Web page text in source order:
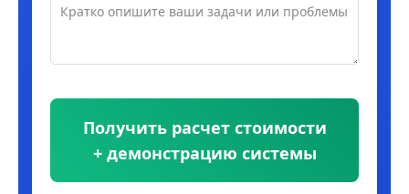
Получить расчет стоимости
+ демонстрацию системы